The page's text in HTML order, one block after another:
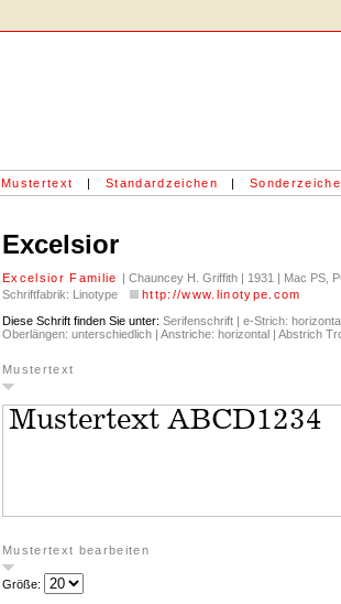
Mustertext | Standardzeichen |
Excelsior
Excelsior Familie | Chauncey H. Griffith | 1931 | Mac PS,
Schriftfabrik: Linotype
http://www.linotype.com
Diese Schrift finden Sie unter: Serifenschrift | e-Strich:
Oberlängen: unterschiedlich | Anstriche: horizontal | Abstrich
Mustertext
Mustertext bearbeiten
Größe: